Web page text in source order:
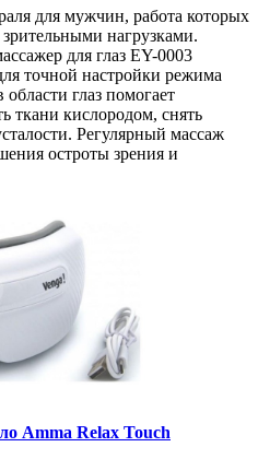
для мужчин, работа которых
нагрузками.
для глаз EY-0003
точной настройки режима
глаз помогает
ткани кислородом, снять
Регулярный массаж
остроты зрения и
Amma Relax Touch